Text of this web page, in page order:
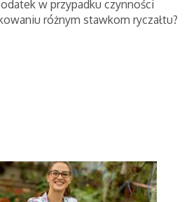
w przypadku czynności
różnym stawkom ryczałtu?